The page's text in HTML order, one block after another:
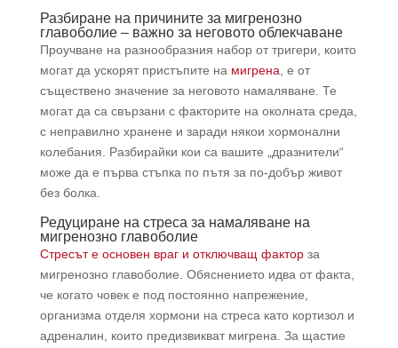
Разбиране на причините за мигренозно
главоболие – важно за неговото облекчаване
Проучване на разнообразния набор от тригери, които
могат да ускорят пристъпите на мигрена , е от
съществено значение за неговото намаляване. Те
могат да са свързани с факторите на околната среда,
с неправилно хранене и заради някои хормонални
колебания. Разбирайки кои са вашите „дразнители“
може да е първа стъпка по пътя за по-добър живот
без болка.
Редуциране на стреса за намаляване на
мигренозно главоболие
Стресът е основен враг и отключващ факторза
мигренозно главоболие. Обяснението идва от факта,
че когато човек е под постоянно напрежение,
организма отделя хормони на стреса като кортизол и
адреналин, които предизвикват мигрена. За щастие